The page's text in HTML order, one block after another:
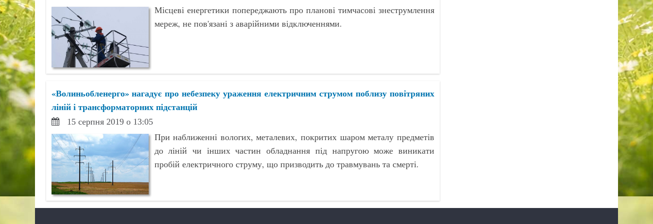
Місцеві енергетики попереджають про планові тимчасові знеструмлення
мереж, не пов'язані з аварійними відключеннями.
«Волиньобленерго» нагадує про небезпеку ураження електричним струмом поблизу повітряних
ліній і трансформаторних підстанцій
15 серпня 2019 о 13:05
При наближенні вологих, металевих, покритих шаром металу предметів
до ліній чи інших частин обладнання під напругою може виникати
пробій електричного струму, що призводить до травмувань та смерті.